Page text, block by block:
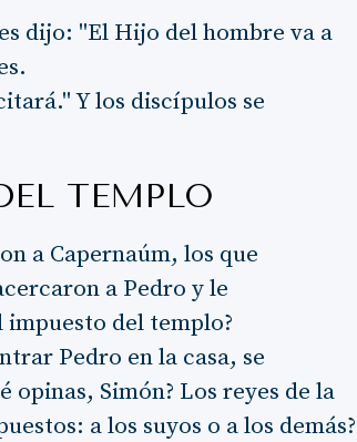
dijo: "El Hijo del hombre va a
Y los discípulos se
TEMPLO
a Capernaúm, los que
a Pedro y le
impuesto del templo?
Pedro en la casa, se
opinas, Simón? Los reyes de la
a los suyos o a los demás?